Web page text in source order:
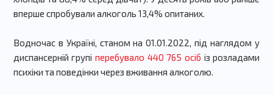
вперше спробували алкоголь 13,4% опитаних.
Водночас в Україні, станом на 01.01.2022, під наглядом у
диспансерній групіперебувало 440 765 осіб із розладами
психіки та поведінки через вживання алкоголю.